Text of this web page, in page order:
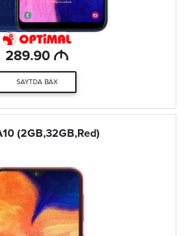
289.90 M
SAYTDA BAX
(2GB,32GB,Red)